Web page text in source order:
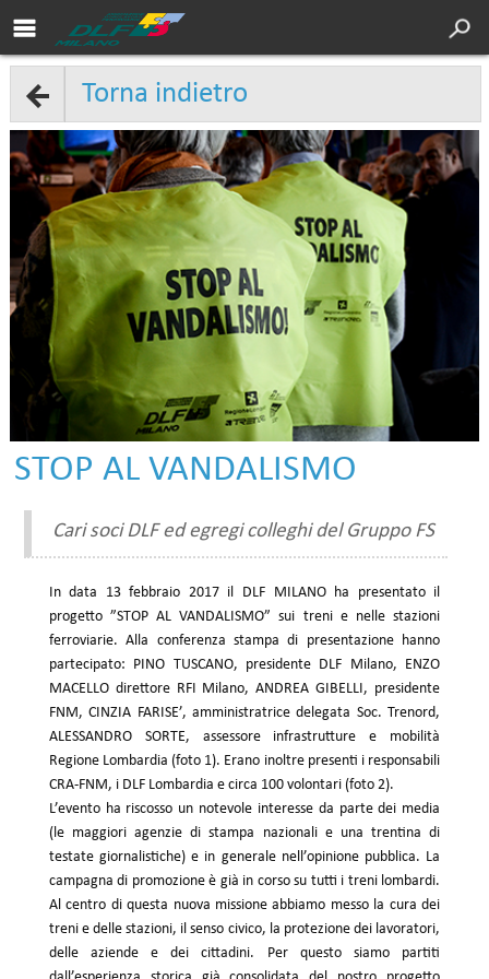
Area soci DLF
Cultura
Sport
Turismo
DLF Nazionale
Chi siamo
Convenzioni
Contatti
Torna indietro
STOP AL VANDALISMO
Cari soci DLF ed egregi colleghi del Gruppo FS
In data 13 febbraio 2017 il DLF MILANO ha presentato il
progetto ”STOP AL VANDALISMO” sui treni e nelle stazioni
ferroviarie. Alla conferenza stampa di presentazione hanno
partecipato: PINO TUSCANO, presidente DLF Milano, ENZO
MACELLO direttore RFI Milano, ANDREA GIBELLI, presidente
FNM, CINZIA FARISE’, amministratrice delegata Soc. Trenord,
ALESSANDRO SORTE, assessore infrastrutture e mobilità
Regione Lombardia (foto 1). Erano inoltre presenti i responsabili
CRA-FNM, i DLF Lombardia e circa 100 volontari (foto 2).
L’evento ha riscosso un notevole interesse da parte dei media
(le maggiori agenzie di stampa nazionali e una trentina di
testate giornalistiche) e in generale nell’opinione pubblica. La
campagna di promozione è già in corso su tutti i treni lombardi.
Al centro di questa nuova missione abbiamo messo la cura dei
treni e delle stazioni, il senso civico, la protezione dei lavoratori,
delle aziende e dei cittadini. Per questo siamo partiti